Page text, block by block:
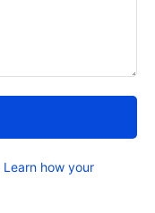
Learn how your